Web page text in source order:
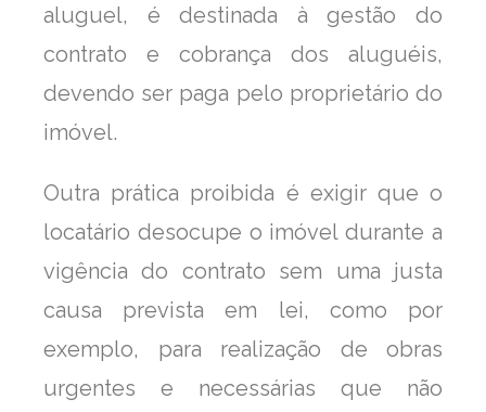
aluguel, é destinada à gestão do
contrato e cobrança dos aluguéis,
devendo ser paga pelo proprietário do
imóvel.
Outra prática proibida é exigir que o
locatário desocupe o imóvel durante a
vigência do contrato sem uma justa
causa prevista em lei, como por
exemplo, para realização de obras
urgentes e necessárias que não